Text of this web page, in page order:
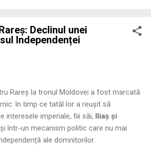
cetățenilor romani ( cives Romani ) în
dobrogean – ne permite să măsurăm cu
și ritmul procesului de rom...
Declinul unei
Independenței
Rareș la tronul Moldovei a fost marcată
în timp ce tatăl lor a reușit să
interesele imperiale, fiii săi, Iliaș și
într-un mecanism politic care nu mai
ale domnitorilor.